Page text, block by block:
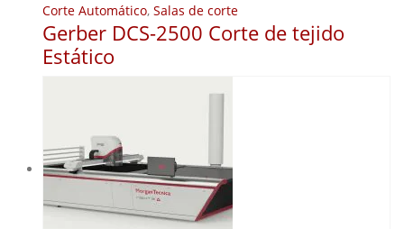
Corte Automático, Salas de corte
Gerber DCS-2500 Corte de tejido
Estático